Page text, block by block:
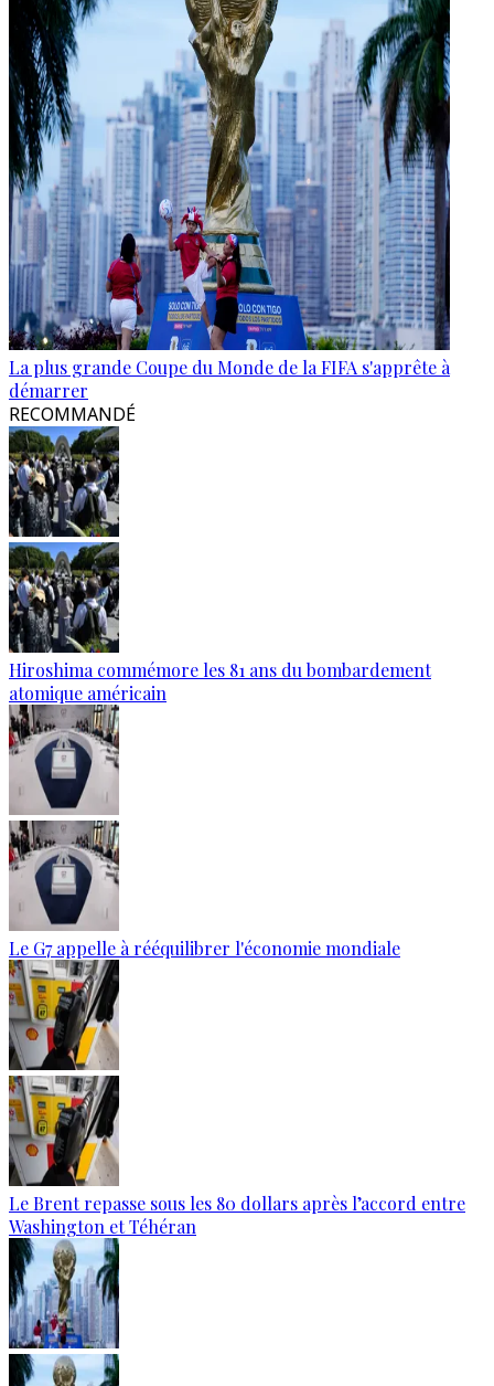
La plus grande Coupe du Monde de la FIFA s'apprête à
démarrer
RECOMMANDÉ
Hiroshima commémore les 81 ans du bombardement
atomique américain
Le G7 appelle à rééquilibrer l'économie mondiale
Le Brent repasse sous les 80 dollars après l’accord entre
Washington et Téhéran